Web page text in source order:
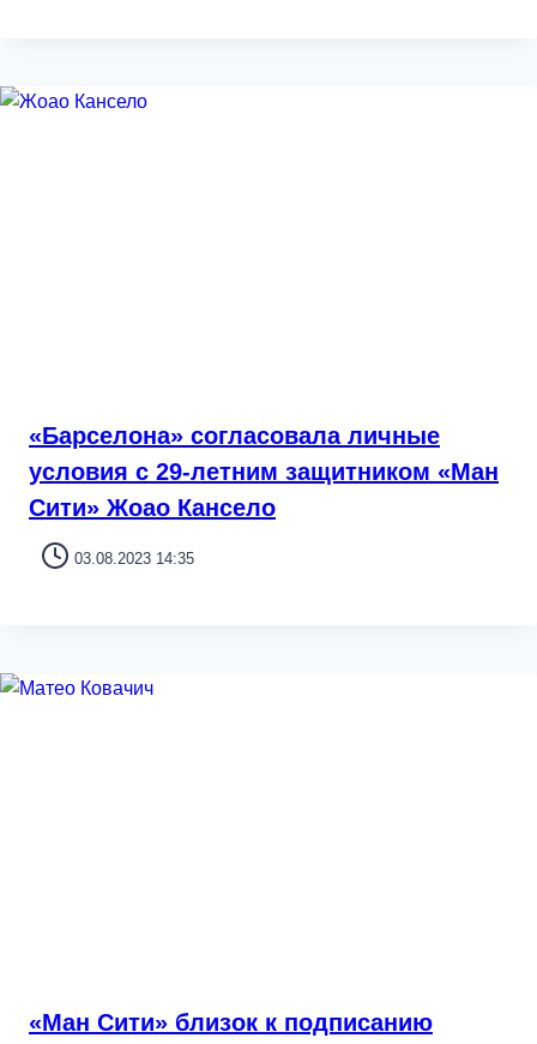
«Барселона» согласовала личные
условия с 29-летним защитником «Ман
Сити» Жоао Кансело
03.08.2023 14:35
«Ман Сити» близок к подписанию